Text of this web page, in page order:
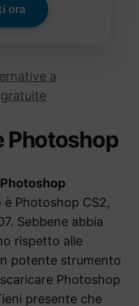
ora
a
Photoshop
Photoshop
è Photoshop CS2,
Sebbene abbia
rispetto alle
potente strumento
Photoshop
presente che